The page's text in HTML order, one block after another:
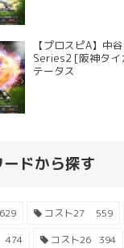
【プロスピA】中
Series2 [阪神タイ
テータス
ドから探す
629 コスト27 559
474 コスト26 394